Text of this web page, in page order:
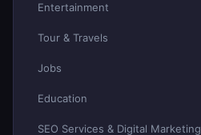
Entertainment
Tour & Travels
Jobs
Education
SEO Services & Digital Marketing